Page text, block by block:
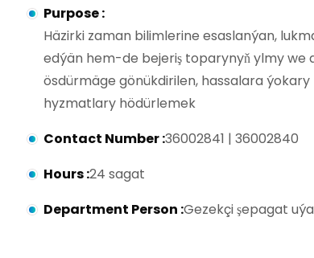
Purpose:
Häzirki zaman bilimlerine esaslanýan,
edýän hem-de bejeriş toparynyň ylmy we
ösdürmäge gönükdirilen, hassalara
hyzmatlary hödürlemek
Contact Number:36002841 | 36002840
Hours:24 sagat
Department Person :Gezekçi şepagat